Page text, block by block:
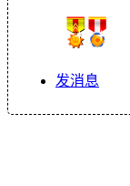
发消息